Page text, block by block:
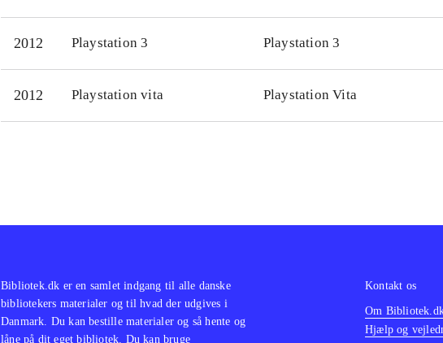
2012 Playstation 3 Playstation 3
2012 Playstation vita Playstation Vita
Bibliotek.dk er en samlet indgang til alle danske
bibliotekers materialer og til hvad der udgives i
Danmark. Du kan bestille materialer og så hente og
låne på dit eget bibliotek. Du kan bruge
Kontakt os
Om
Hjælp og